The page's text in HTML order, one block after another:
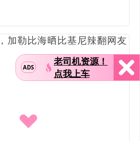
ADS
老司机资源！
点我上车